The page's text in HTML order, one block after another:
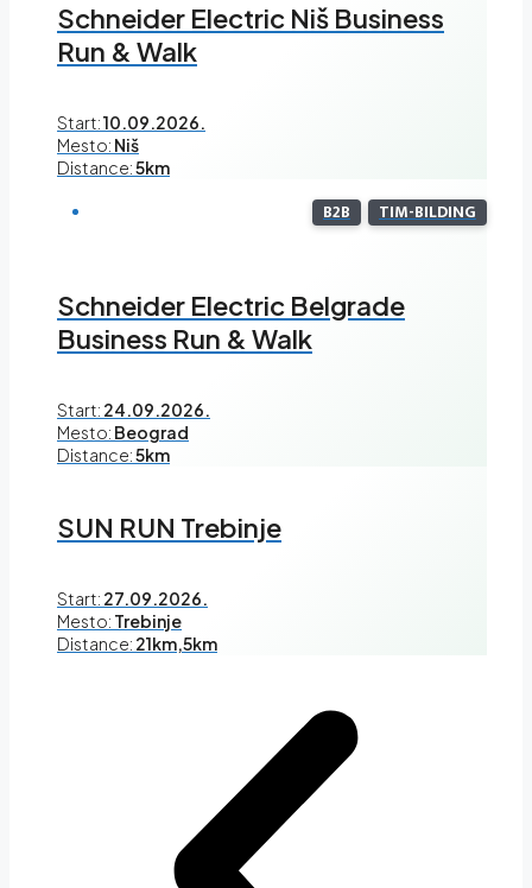
Schneider Electric Niš Business
Run & Walk
Start:10.09.2026.
Mesto: Niš
Distance:5km
B2B TIM-BILDING
Schneider Electric Belgrade
Business Run & Walk
Start: 24.09.2026.
Mesto: Beograd
Distance:5km
SUN RUN Trebinje
Start: 27.09.2026.
Mesto: Trebinje
Distance: 21km,5km